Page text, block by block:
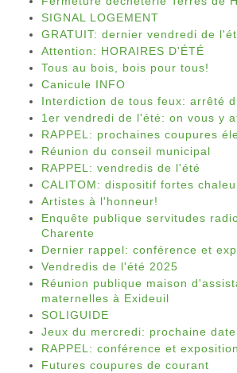
SIGNAL LOGEMENT
GRATUIT: dernier vendredi de
Attention: HORAIRES D'ÉTÉ
Tous au bois, bois pour tous!
Canicule INFO
Interdiction de tous feux: arrêté
1er vendredi de l'été: on vous y
RAPPEL: prochaines coupures
Réunion du conseil municipal
RAPPEL: vendredis de l'été
CALITOM: dispositif fortes
Artistes à l'honneur!
Enquête publique servitudes
Charente
Dernier rappel: conférence et
Vendredis de l'été 2025
Réunion publique maison
maternelles à Exideuil
SOLIGUIDE
Jeux du mercredi: prochaine date
RAPPEL: conférence et exposition
Futures coupures de courant